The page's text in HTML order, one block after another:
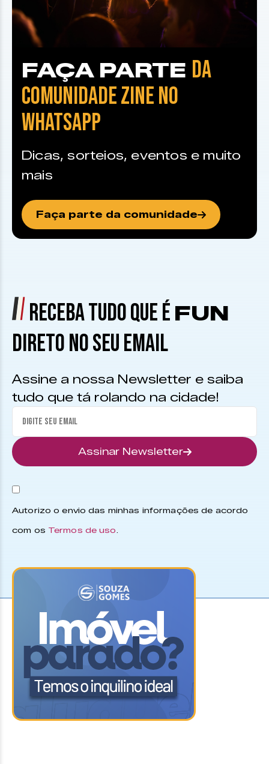
FAÇA PARTE DA
COMUNIDADE ZINE NO
WHATSAPP
Dicas, sorteios, eventos e muito
mais
Faça parte da comunidade
RECEBA TUDO QUE É FUN
DIRETO NO SEU EMAIL
Assine a nossa Newsletter e saiba
tudo que tá rolando na cidade!
Assinar Newsletter
Autorizo o envio das minhas informações de acordo
com os Termos de uso.